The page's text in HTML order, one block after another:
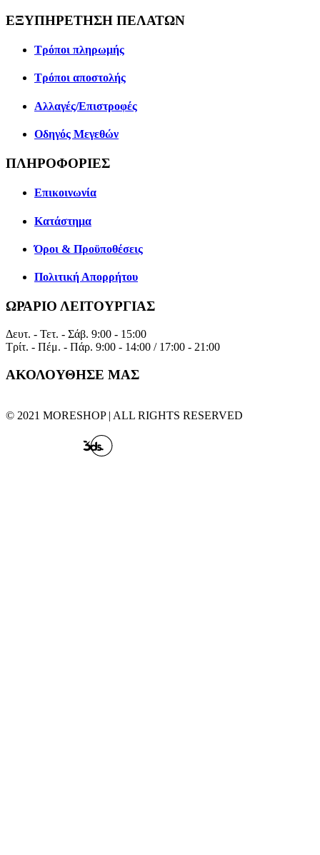
ΕΞΥΠΗΡΕΤΗΣΗ ΠΕΛΑΤΩΝ
Τρόποι πληρωμής
Τρόποι αποστολής
Αλλαγές/Επιστροφές
Οδηγός Μεγεθών
ΠΛΗΡΟΦΟΡΙΕΣ
Επικοινωνία
Κατάστημα
Όροι & Προϋποθέσεις
Πολιτική Απορρήτου
ΩΡΑΡΙΟ ΛΕΙΤΟΥΡΓΙΑΣ
Δευτ. - Τετ. - Σάβ. 9:00 - 15:00
Τρίτ. - Πέμ. - Πάρ. 9:00 - 14:00 / 17:00 - 21:00
ΑΚΟΛΟΥΘΗΣΕ ΜΑΣ
© 2021 MORESHOP | ALL RIGHTS RESERVED